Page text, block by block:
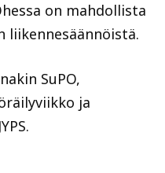
on mahdollista
liikennesäännöistä.
SuPO,
ja